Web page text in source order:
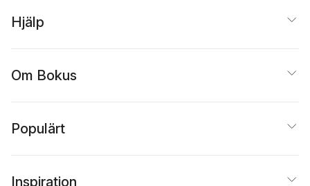
Hjälp
Om Bokus
Populärt
Inspiration